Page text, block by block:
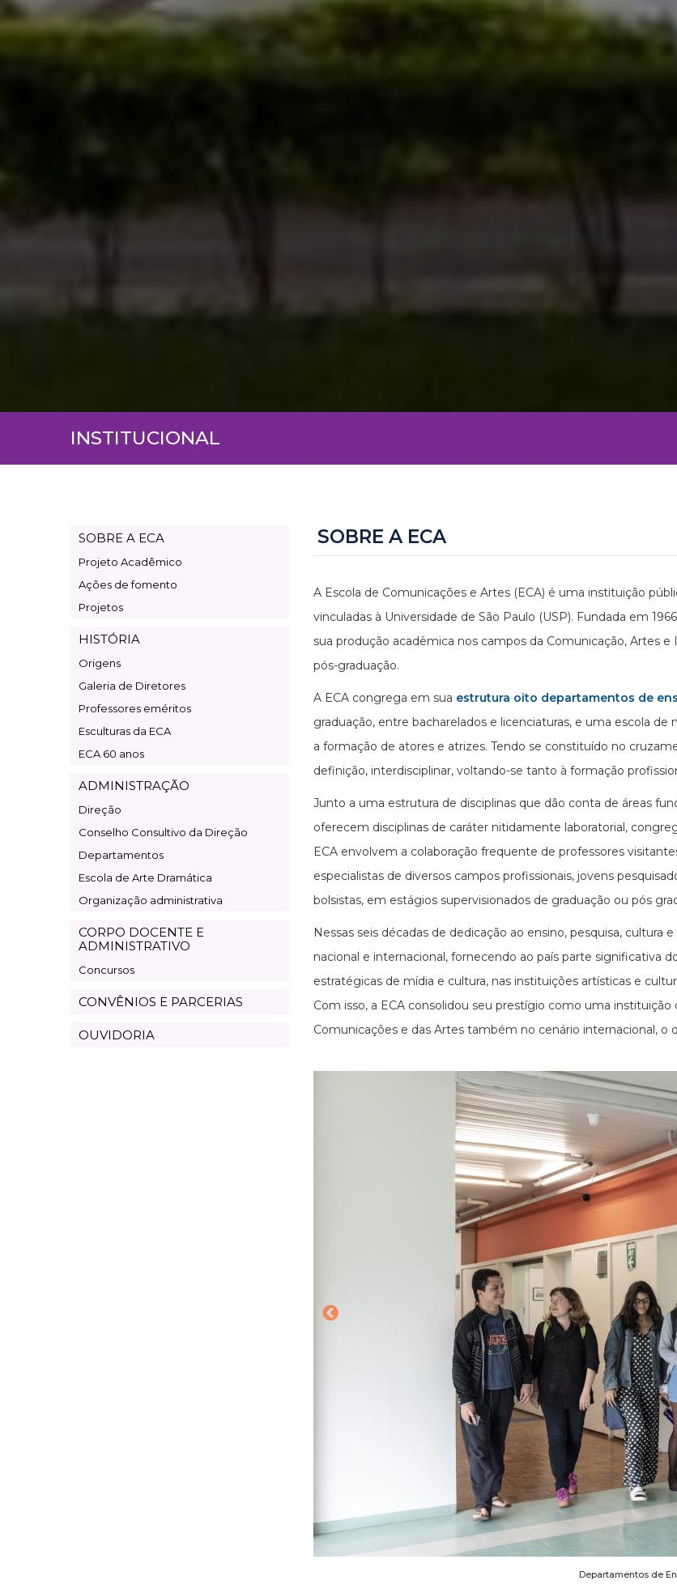
INSTITUCIONAL
Page
Institucional
SOBRE A ECA
Projeto Acadêmico
Ações de fomento
Projetos
HISTÓRIA
Origens
Galeria de Diretores
Professores eméritos
Esculturas da ECA
ECA 60 anos
ADMINISTRAÇÃO
Direção
Conselho Consultivo da Direção
Departamentos
Escola de Arte Dramática
Organização administrativa
CORPO DOCENTE E
ADMINISTRATIVO
Concursos
CONVÊNIOS E PARCERIAS
OUVIDORIA
SOBRE A ECA
A Escola de Comunicações e Artes (ECA) é uma instituição
vinculadas à Universidade de São Paulo (USP). Fundada em
sua produção acadêmica nos campos da Comunicação, Artes
pós-graduação.
A ECA congrega em sua estrutura oito departamentos de
graduação, entre bacharelados e licenciaturas, e uma escola
a formação de atores e atrizes. Tendo se constituído no
definição, interdisciplinar, voltando-se tanto à formação
Junto a uma estrutura de disciplinas que dão conta de áreas
oferecem disciplinas de caráter nitidamente laboratorial,
ECA envolvem a colaboração frequente de professores
especialistas de diversos campos profissionais, jovens
bolsistas, em estágios supervisionados de graduação ou pós
Nessas seis décadas de dedicação ao ensino, pesquisa,
nacional e internacional, fornecendo ao país parte significativa
estratégicas de mídia e cultura, nas instituições artísticas e
Com isso, a ECA consolidou seu prestígio como uma
Comunicações e das Artes também no cenário internacional,
Departamentos de